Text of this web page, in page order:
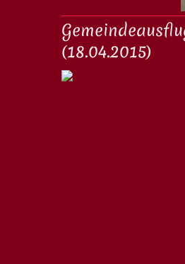
(18.04.2015)